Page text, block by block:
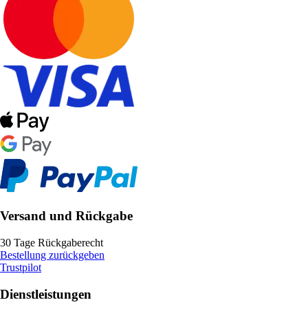
Versand und Rückgabe
30 Tage Rückgaberecht
Bestellung zurückgeben
Trustpilot
Dienstleistungen